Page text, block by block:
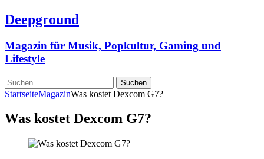
Deepground
Magazin für Musik, Popkultur, Gaming und
Lifestyle
Suchen
nach:
StartseiteMagazinWas kostet Dexcom G7?
Was kostet Dexcom G7?